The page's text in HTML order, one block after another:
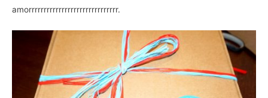
amorrrrrrrrrrrrrrrrrrrrrrrrrrrrrr.